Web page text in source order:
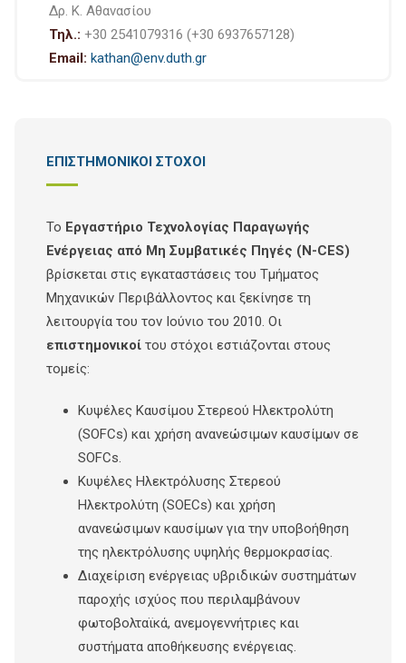
Δρ. Κ. Αθανασίου
Τηλ.: +30 2541079316 (+30 6937657128)
Email: kathan@env.duth.gr
ΕΠΙΣΤΗΜΟΝΙΚΟΙ ΣΤΟΧΟΙ
Το Εργαστήριο Τεχνολογίας Παραγωγής
Ενέργειας από Μη Συμβατικές Πηγές (N-CES)
βρίσκεται στις εγκαταστάσεις του Τμήματος
Μηχανικών Περιβάλλοντος και ξεκίνησε τη
λειτουργία του τον Ιούνιο του 2010. Οι
επιστημονικοί του στόχοι εστιάζονται στους
τομείς:
Κυψέλες Καυσίμου Στερεού Ηλεκτρολύτη
(SOFCs) και χρήση ανανεώσιμων καυσίμων σε
SOFCs.
Κυψέλες Ηλεκτρόλυσης Στερεού
Ηλεκτρολύτη (SOΕCs) και χρήση
ανανεώσιμων καυσίμων για την υποβοήθηση
της ηλεκτρόλυσης υψηλής θερμοκρασίας.
Διαχείριση ενέργειας υβριδικών συστημάτων
παροχής ισχύος που περιλαμβάνουν
φωτοβολταϊκά, ανεμογεννήτριες και
συστήματα αποθήκευσης ενέργειας.